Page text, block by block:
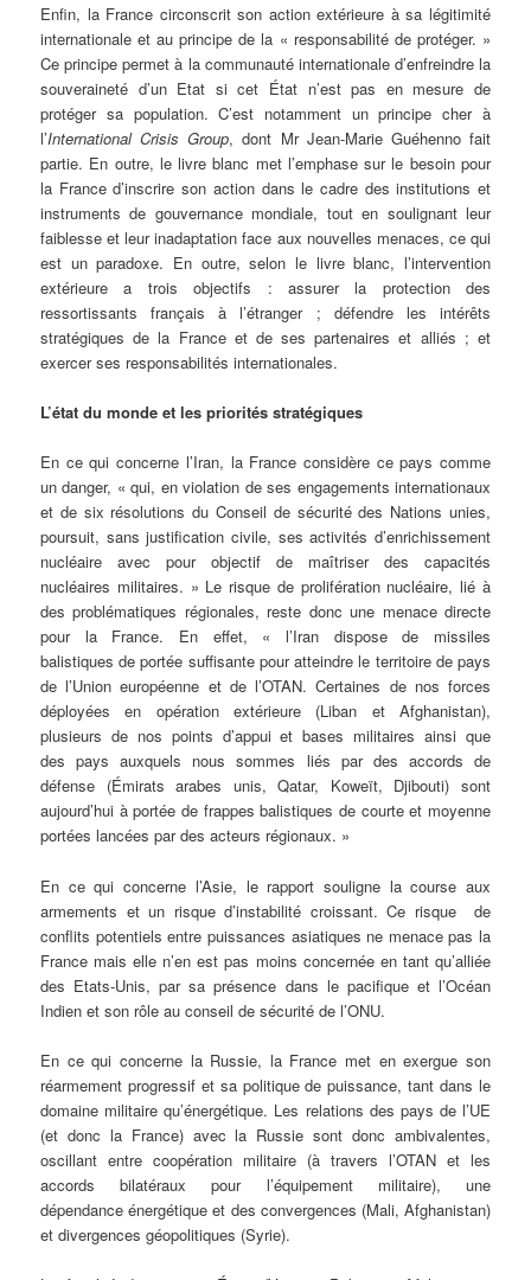
Enfin, la France circonscrit son action extérieure à sa légitimité
internationale et au principe de la « responsabilité de protéger. »
Ce principe permet à la communauté internationale d’enfreindre la
souveraineté d’un Etat si cet État n’est pas en mesure de
protéger sa population. C’est notamment un principe cher à
l’International Crisis Group, dont Mr Jean-Marie Guéhenno fait
partie. En outre, le livre blanc met l’emphase sur le besoin pour
la France d’inscrire son action dans le cadre des institutions et
instruments de gouvernance mondiale, tout en soulignant leur
faiblesse et leur inadaptation face aux nouvelles menaces, ce qui
est un paradoxe. En outre, selon le livre blanc, l’intervention
extérieure a trois objectifs : assurer la protection des
ressortissants français à l’étranger ; défendre les intérêts
stratégiques de la France et de ses partenaires et alliés ; et
exercer ses responsabilités internationales.
L’état du monde et les priorités stratégiques
En ce qui concerne l’Iran, la France considère ce pays comme
un danger, « qui, en violation de ses engagements internationaux
et de six résolutions du Conseil de sécurité des Nations unies,
poursuit, sans justification civile, ses activités d’enrichissement
nucléaire avec pour objectif de maîtriser des capacités
nucléaires militaires. » Le risque de prolifération nucléaire, lié à
des problématiques régionales, reste donc une menace directe
pour la France. En effet, « l’Iran dispose de missiles
balistiques de portée suffisante pour atteindre le territoire de pays
de l’Union européenne et de l’OTAN. Certaines de nos forces
déployées en opération extérieure (Liban et Afghanistan),
plusieurs de nos points d’appui et bases militaires ainsi que
des pays auxquels nous sommes liés par des accords de
défense (Émirats arabes unis, Qatar, Koweït, Djibouti) sont
aujourd’hui à portée de frappes balistiques de courte et moyenne
portées lancées par des acteurs régionaux. »
En ce qui concerne l’Asie, le rapport souligne la course aux
armements et un risque d’instabilité croissant. Ce risque de
conflits potentiels entre puissances asiatiques ne menace pas la
France mais elle n’en est pas moins concernée en tant qu’alliée
des Etats-Unis, par sa présence dans le pacifique et l’Océan
Indien et son rôle au conseil de sécurité de l’ONU.
En ce qui concerne la Russie, la France met en exergue son
réarmement progressif et sa politique de puissance, tant dans le
domaine militaire qu’énergétique. Les relations des pays de l’UE
(et donc la France) avec la Russie sont donc ambivalentes,
oscillant entre coopération militaire (à travers l’OTAN et les
accords bilatéraux pour l’équipement militaire), une
dépendance énergétique et des convergences (Mali, Afghanistan)
et divergences géopolitiques (Syrie).